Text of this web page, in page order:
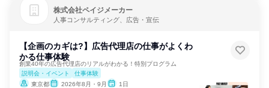
株式会社ペイジメーカー
人事コンサルティング、広告・宣伝
【企画のカギは?】広告代理店の仕事がよくわ
かる仕事体験
創業40年の広告代理店のリアルがわかる！特別プログラム
説明会・イベント
仕事体験
東京都
2026年8月・9月 1日